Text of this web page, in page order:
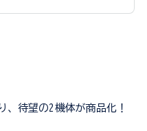
、待望の2機体が商品化！